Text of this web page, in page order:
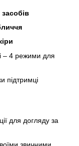
– 4 режими для
підтримці
для догляду за